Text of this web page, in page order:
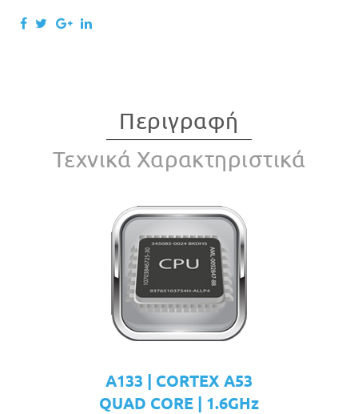
Περιγραφή
Τεχνικά Χαρακτηριστικά
A133 | CORTEX A53
QUAD CORE | 1.6GHz